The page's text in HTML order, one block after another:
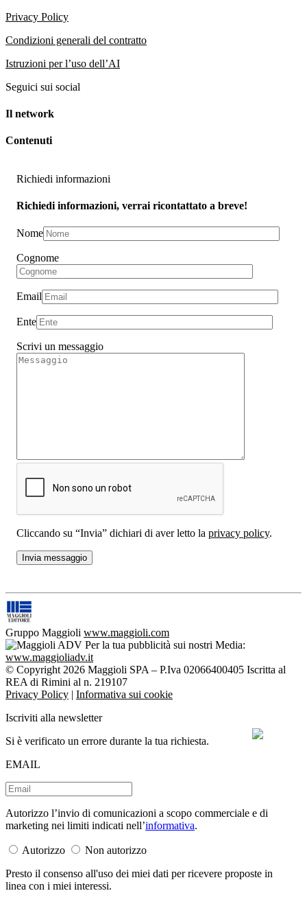
Privacy Policy
Condizioni generali del contratto
Istruzioni per l’uso dell’AI
Seguici sui social
Il network
Contenuti
Richiedi informazioni
Richiedi informazioni, verrai ricontattato a breve!
Nome
Cognome
Email
Ente
Scrivi un messaggio
Cliccando su “Invia” dichiari di aver letto la privacy policy.
Gruppo Maggioli www.maggioli.com
Per la tua pubblicità sui nostri Media:
www.maggioliadv.it
© Copyright 2026 Maggioli SPA – P.Iva 02066400405 Iscritta al
REA di Rimini al n. 219107
Privacy Policy | Informativa sui cookie
Iscriviti alla newsletter
Si è verificato un errore durante la tua richiesta.
EMAIL
Autorizzo l’invio di comunicazioni a scopo commerciale e di
marketing nei limiti indicati nell’informativa.
Autorizzo
Non autorizzo
Presto il consenso all'uso dei miei dati per ricevere proposte in
linea con i miei interessi.